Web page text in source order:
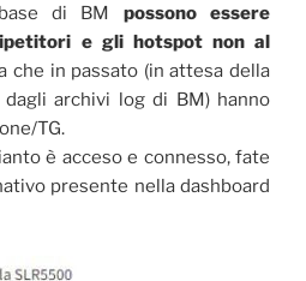
di BM possono essere
e gli hotspot non al
che in passato (in attesa della
dagli archivi log di BM) hanno
TG.
è acceso e connesso, fate
presente nella dashboard